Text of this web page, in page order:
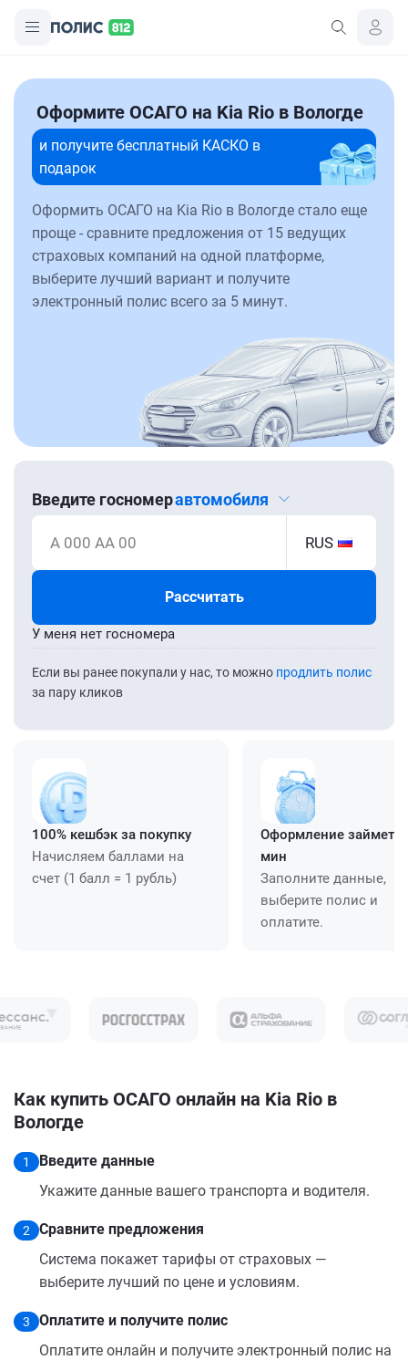
Оформите ОСАГО на Kia Rio в Вологде
и получите бесплатный КАСКО в
подарок
Оформить ОСАГО на Kia Rio в Вологде стало еще
проще - сравните предложения от 15 ведущих
страховых компаний на одной платформе,
выберите лучший вариант и получите
электронный полис всего за 5 минут.
Введите госномеравтомобиля
А 000 АА 00 RUS
Рассчитать
Если вы ранее покупали у нас, то можно продлить полис
за пару кликов
У меня нет госномера
100% кешбэк за покупку
Начисляем баллами на
счет (1 балл = 1 рубль)
Оформление займет
мин
Заполните данные,
выберите полис и
оплатите.
Как купить ОСАГО онлайн на Kia Rio в
Вологде
1
Введите данные
Укажите данные вашего транспорта и водителя.
2
Сравните предложения
Система покажет тарифы от страховых —
выберите лучший по цене и условиям.
3
Оплатите и получите полис
Оплатите онлайн и получите электронный полис на